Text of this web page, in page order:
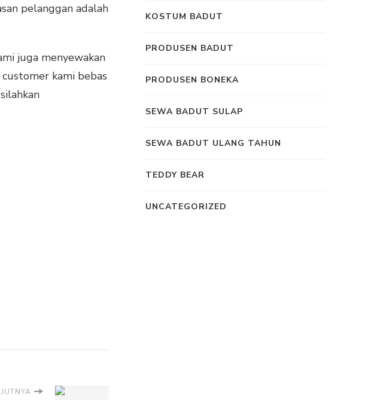
pelanggan adalah
juga menyewakan
kami bebas
KOSTUM BADUT
PRODUSEN BADUT
PRODUSEN BONEKA
SEWA BADUT SULAP
SEWA BADUT ULANG TAHUN
TEDDY BEAR
UNCATEGORIZED